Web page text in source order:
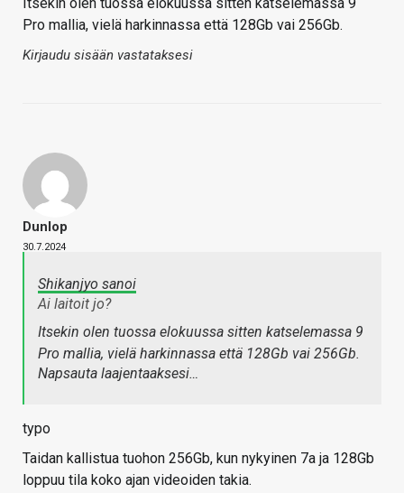
Itsekin olen tuossa elokuussa sitten katselemassa 9
Pro mallia, vielä harkinnassa että 128Gb vai 256Gb.
Kirjaudu sisään vastataksesi
Dunlop
30.7.2024
Shikanjyo sanoi
Ai laitoit jo?
Itsekin olen tuossa elokuussa sitten katselemassa 9
Pro mallia, vielä harkinnassa että 128Gb vai 256Gb.
Napsauta laajentaaksesi…
typo
Taidan kallistua tuohon 256Gb, kun nykyinen 7a ja 128Gb
loppuu tila koko ajan videoiden takia.